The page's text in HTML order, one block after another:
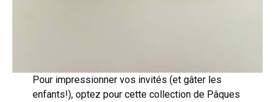
Pour impressionner vos invités (et gâter les
enfants!), optez pour cette collection de Pâques